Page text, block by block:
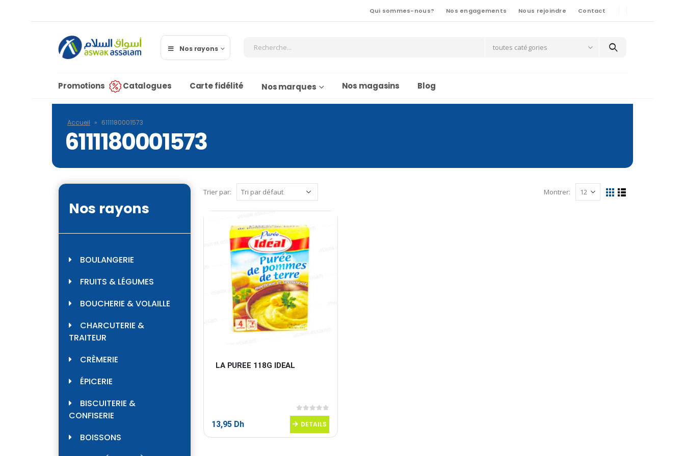
Qui sommes-nous? Nos engagements Nous rejoindre Contact
Nos rayons toutes catégories
Promotions Catalogues Carte fidélité Nos marques Nos magasins Blog
Accueil » 6111180001573
6111180001573
Trier par: Montrer:
LA PUREE 118G IDEAL
0sur 5
13,95 Dh DETAILS
Nos rayons
BOULANGERIE
FRUITS & LÉGUMES
BOUCHERIE & VOLAILLE
CHARCUTERIE &
TRAITEUR
CRÈMERIE
ÉPICERIE
BISCUITERIE &
CONFISERIE
BOISSONS